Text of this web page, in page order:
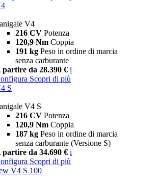
V4
216 CV Potenza
120,9 Nm Coppia
191 kg Peso in ordine di marcia
senza carburante
partire da 28.390 € i
Scopri di più
S
V4 S
216 CV Potenza
120,9 Nm Coppia
187 kg Peso in ordine di marcia
senza carburante (Versione S)
partire da 34.690 € i
Scopri di più
V4 S 100